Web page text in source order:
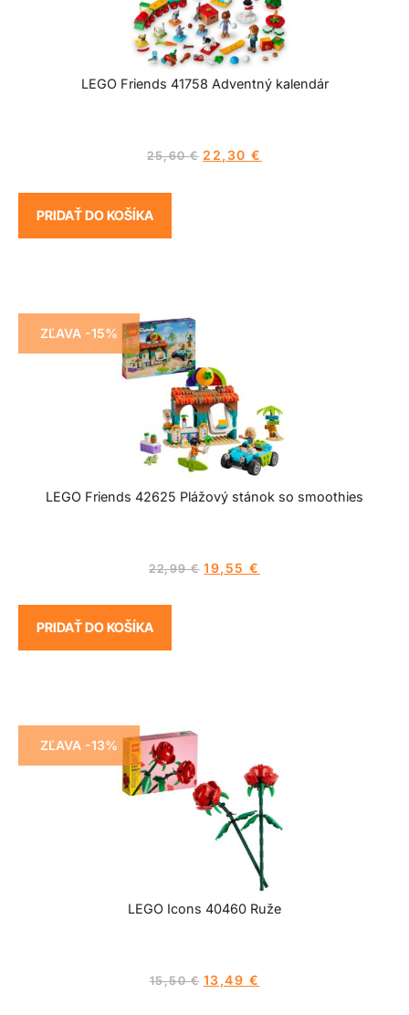
LEGO Friends 41758 Adventný kalendár
25,60€ 22,30€
PRIDAŤ DO KOŠÍKA
ZĽAVA -15%
LEGO Friends 42625 Plážový stánok so smoothies
22,99€ 19,55€
PRIDAŤ DO KOŠÍKA
ZĽAVA -13%
LEGO Icons 40460 Ruže
15,50€ 13,49 €